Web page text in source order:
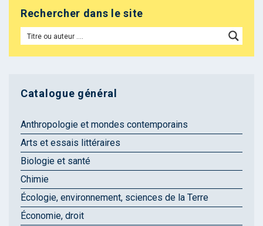
Rechercher dans le site
Catalogue général
Anthropologie et mondes contemporains
Arts et essais littéraires
Biologie et santé
Chimie
Écologie, environnement, sciences de la Terre
Économie, droit